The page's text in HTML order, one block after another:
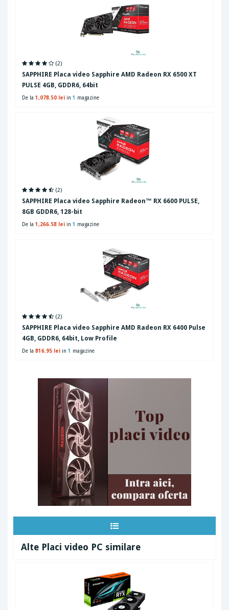
(2)
SAPPHIRE Placa video Sapphire AMD Radeon RX 6500 XT
PULSE 4GB, GDDR6, 64bit
De la 1,078.50 lei in 1 magazine
(2)
SAPPHIRE Placa video Sapphire Radeon™ RX 6600 PULSE,
8GB GDDR6, 128-bit
De la 1,266.58 lei in 1 magazine
(2)
SAPPHIRE Placa video Sapphire AMD Radeon RX 6400 Pulse
4GB, GDDR6, 64bit, Low Profile
De la 816.95 lei in 1 magazine
Alte Placi video PC similare